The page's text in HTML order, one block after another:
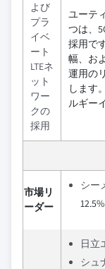
よび
プラ
イベ
ート
LTEネ
ット
ワー
クの
採用
ユーテ
つは、
採用で
幅、お
運用の
します
ルギー
市場リ
ーダー
シー
12.5%
日立
シュ